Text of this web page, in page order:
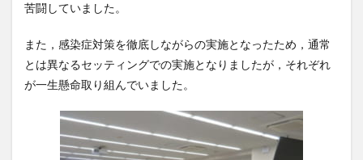
苦闘していました。
また，感染症対策を徹底しながらの実施となったため，通常
とは異なるセッティングでの実施となりましたが，それぞれ
が一生懸命取り組んでいました。